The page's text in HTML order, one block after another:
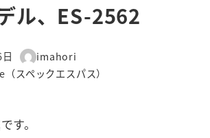
ル、ES-2562
著
者
imahori
スペックエスパス）
す。